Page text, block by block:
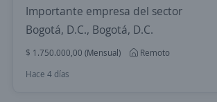
Importante empresa del sector
Bogotá, D.C., Bogotá, D.C.
$ 1.750.000,00 (Mensual)
Remoto
Hace 4 días